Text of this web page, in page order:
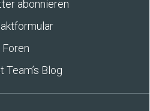
abonnieren
Foren
Team’s Blog